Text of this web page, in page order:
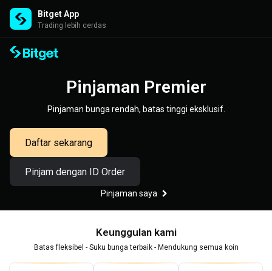
Bitget App
Trading lebih cerdas
Pinjaman Premier
Pinjaman bunga rendah, batas tinggi eksklusif.
Daftar sekarang
Pinjam dengan ID Order
Pinjaman saya
Keunggulan kami
Batas fleksibel - Suku bunga terbaik - Mendukung semua koin